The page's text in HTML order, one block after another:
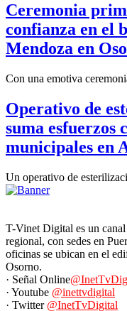
Ceremonia
confianza en el
Mendoza en
Con una emotiva
Operativo de
suma esfuerzos
municipales en
Un operativo de
T-Vinet Digital es un
regional, con sedes en
oficinas se ubican en el
Osorno.
· Señal Online
· Youtube @inettvdigital
· Twitter @InetTvDigital